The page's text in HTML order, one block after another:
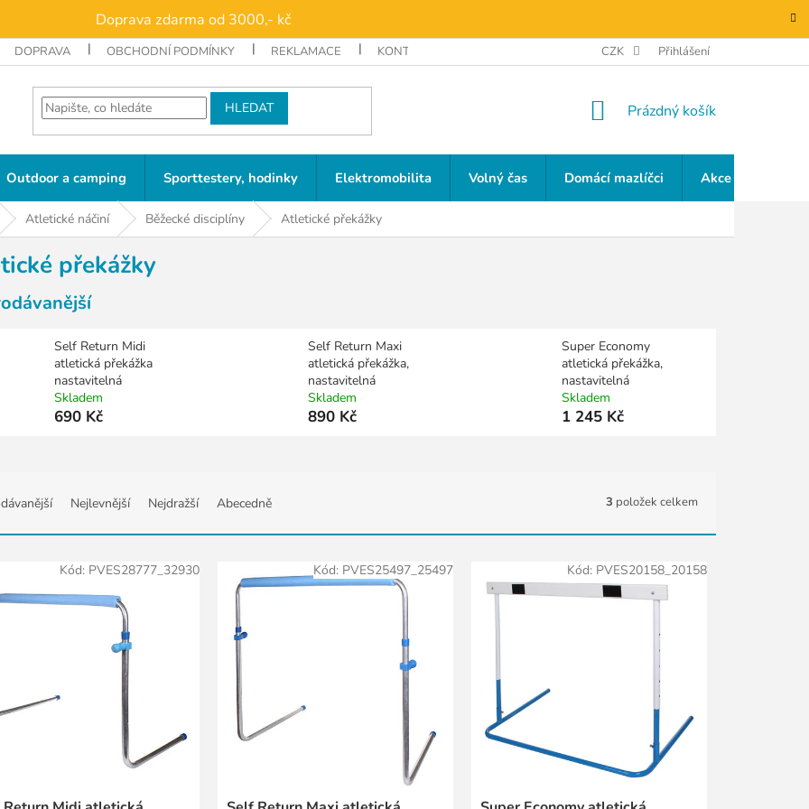
Doprava zdarma od 3000,- kč
DOPRAVA OBCHODNÍ PODMÍNKY REKLAMACE KONTAKTY CZK Přihlášení
HLEDAT
NÁKUPNÍ
Prázdný košík
Outdoor a camping Sporttestery, hodinky Elektromobilita Volný čas Domácí mazlíčci Akce a slevy
Atletické náčiní Běžecké disciplíny Atletické překážky
překážky
Self Return Midi
atletická překážka
nastavitelná
Skladem
690 Kč
Self Return Maxi
atletická překážka,
nastavitelná
Skladem
890 Kč
Super Economy
atletická překážka,
nastavitelná
Skladem
1 245 Kč
Nejlevnější Nejdražší Abecedně 3 položek celkem
Kód: PVES28777_32930 Kód: PVES25497_25497 Kód: PVES20158_20158